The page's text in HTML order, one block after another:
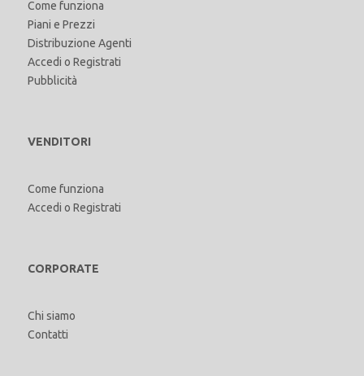
Come funziona
Piani e Prezzi
Distribuzione Agenti
Accedi o Registrati
Pubblicità
VENDITORI
Come funziona
Accedi o Registrati
CORPORATE
Chi siamo
Contatti